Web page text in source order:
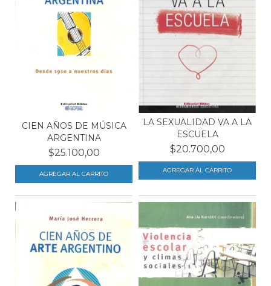
CIEN AÑOS DE MÚSICA
ARGENTINA
$25.100,00
LA SEXUALIDAD VA A LA
ESCUELA
$20.700,00